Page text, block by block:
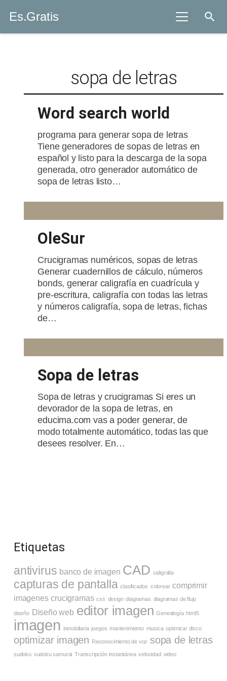
Es.Gratis search
sopa de letras
Word search world
programa para generar sopa de letras
Tiene generadores de sopas de letras en
español y listo para la descarga de la sopa
generada, otro generador automático de
sopa de letras listo…
OleSur
Crucigramas numéricos, sopas de letras
Generar cuadernillos de cálculo, números
bonds, generar caligrafía en cuadrícula y
pre-escritura, caligrafía con todas las letras
y números caligrafía, sopa de letras, fichas
de…
Sopa de letras
Sopa de letras y crucigramas Si eres un
devorador de la sopa de letras, en
educima.com vas a poder generar, de
modo totalmente automático, todas las que
desees resolver. En…
Etiquetas
antivirus banco de imagen CAD caligrafia
capturas de pantalla clasificados colorear comprimir
imagenes crucigramas css design diagramas diagramas de flujo
diseño Diseño web editor imagen Genealogía html5
imagen inmobiliaria juegos mantenimiento musica optimizar disco
optimizar imagen Reconocimiento de voz sopa de letras
sudoku sudoku samurai Transcripción instantánea velocidad video